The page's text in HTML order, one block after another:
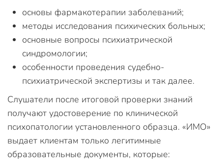
основы фармакотерапии заболеваний;
методы исследования психических больных;
основные вопросы психиатрической
синдромологии;
особенности проведения судебно-
психиатрической экспертизы и так далее.
Слушатели после итоговой проверки знаний
получают удостоверение по клинической
психопатологии установленного образца. «ИМО»
выдает клиентам только легитимные
образовательные документы, которые: